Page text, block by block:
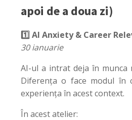
apoi de a doua zi)
1️⃣ AI Anxiety & Career
30 ianuarie
AI-ul a intrat deja în munca
Diferența o face modul în
experiența în acest context.
În acest atelier: